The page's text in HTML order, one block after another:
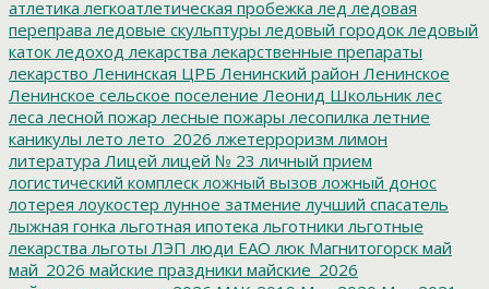
атлетика легкоатлетическая пробежка лед ледовая
переправа ледовые скульптуры ледовый городок ледовый
каток ледоход лекарства лекарственные препараты
лекарство Ленинская ЦРБ Ленинский район Ленинское
Ленинское сельское поселение Леонид Школьник лес
леса лесной пожар лесные пожары лесопилка летние
каникулы лето лето_2026 лжетерроризм лимон
литература Лицей лицей № 23 личный прием
логистический комплеск ложный вызов ложный донос
лотерея лоукостер лунное затмение лучший спасатель
лыжная гонка льготная ипотека льготники льготные
лекарства льготы ЛЭП люди ЕАО люк Магнитогорск май
май_2026 майские праздники майские_2026